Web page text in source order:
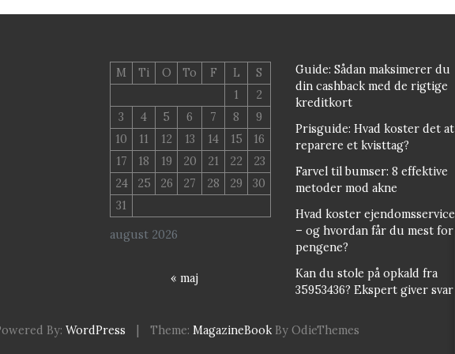
august 2026
M Ti O To F L
S
1
2
3
4 5 6 7 8
9
10
11 12 13 14 15
16
17
18 19 20 21 22
23
24
25 26 27 28 29
30
31
« maj
Guide: Sådan maksimerer du
din cashback med de rigtige
kreditkort
Prisguide: Hvad koster det at
reparere et kvisttag?
Farvel til bumser: 8 effektive
metoder mod akne
Hvad koster ejendomsservice
– og hvordan får du mest for
pengene?
Kan du stole på opkald fra
35953436? Ekspert giver svar
By: WordPress Theme: MagazineBook By OdieThemes